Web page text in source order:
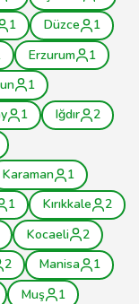
1 Düzce
1
Erzurum
1
1
1 Iğdır
2
Karaman
1
1 Kırıkkale
2
Kocaeli
2
2 Manisa
1
Muş
1